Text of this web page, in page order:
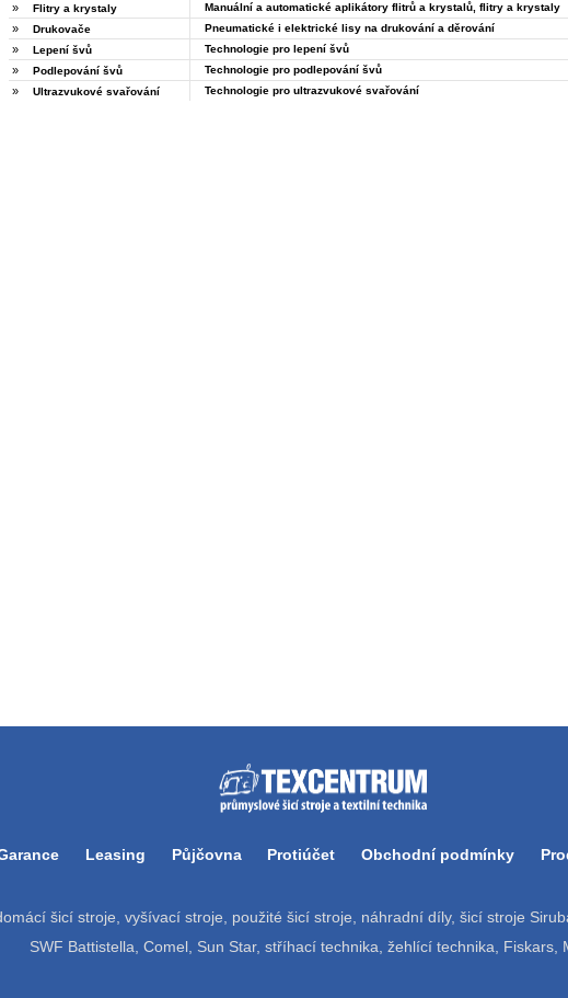
»
Flitry a krystaly Manuální a automatické aplikátory flitrů a krystalů, flitry a krystaly
»
Drukovače Pneumatické i elektrické lisy na drukování a děrování
»
Lepení švů Technologie pro lepení švů
»
Podlepování švů Technologie pro podlepování švů
»
Ultrazvukové svařování Technologie pro ultrazvukové svařování
Leasing Půjčovna Protiúčet Obchodní podmínky
šicí stroje, vyšívací stroje, použité šicí stroje, náhradní díly, šicí stroje
SWF Battistella, Comel, Sun Star, stříhací technika, žehlící technika, Fiskars,